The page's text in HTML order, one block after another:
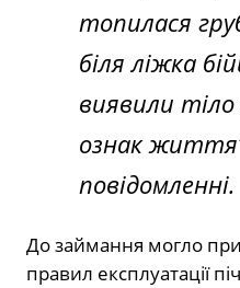
топилася
біля ліжка
виявили тіло
ознак
повідомленні.
До займання могло
правил експлуатації